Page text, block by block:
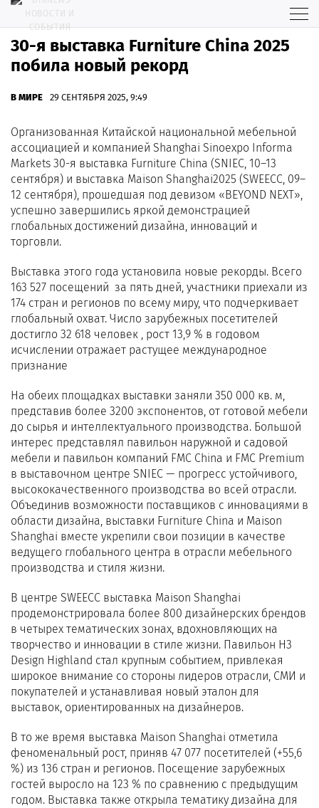
30-я выставка Furniture China 2025
побила новый рекорд
В МИРЕ 29 СЕНТЯБРЯ 2025, 9:49
Организованная Китайской национальной мебельной
ассоциацией и компанией Shanghai Sinoexpo Informa
Markets 30-я выставка Furniture China (SNIEC, 10–13
сентября) и выставка Maison Shanghai2025 (SWEECC, 09–
12 сентября), прошедшая под девизом «BEYOND NEXT»,
успешно завершились яркой демонстрацией
глобальных достижений дизайна, инноваций и
торговли.
Выставка этого года установила новые рекорды. Всего
163 527 посещений за пять дней, участники приехали из
174 стран и регионов по всему миру, что подчеркивает
глобальный охват. Число зарубежных посетителей
достигло 32 618 человек , рост 13,9 % в годовом
исчислении отражает растущее международное
признание
На обеих площадках выставки заняли 350 000 кв. м,
представив более 3200 экспонентов, от готовой мебели
до сырья и интеллектуального производства. Большой
интерес представлял павильон наружной и садовой
мебели и павильон компаний FMC China и FMC Premium
в выставочном центре SNIEC — прогресс устойчивого,
высококачественного производства во всей отрасли.
Объединив возможности поставщиков с инновациями в
области дизайна, выставки Furniture China и Maison
Shanghai вместе укрепили свои позиции в качестве
ведущего глобального центра в отрасли мебельного
производства и стиля жизни.
В центре SWEECC выставка Maison Shanghai
продемонстрировала более 800 дизайнерских брендов
в четырех тематических зонах, вдохновляющих на
творчество и инновации в стиле жизни. Павильон H3
Design Highland стал крупным событием, привлекая
широкое внимание со стороны лидеров отрасли, СМИ и
покупателей и устанавливая новый эталон для
выставок, ориентированных на дизайнеров.
В то же время выставка Maison Shanghai отметила
феноменальный рост, приняв 47 077 посетителей (+55,6
%) из 136 стран и регионов. Посещение зарубежных
гостей выросло на 123 % по сравнению с предыдущим
годом. Выставка также открыла тематику дизайна для